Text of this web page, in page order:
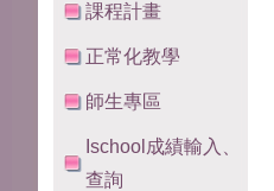
課程計畫
正常化教學
師生專區
Ischool成績輸入、
查詢